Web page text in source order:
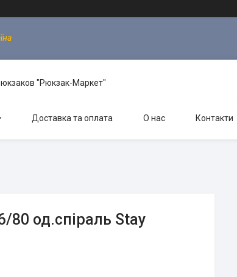
"Рюкзак-Маркет"
Доставка та оплата О нас Контакти
80 од.спіраль Stay